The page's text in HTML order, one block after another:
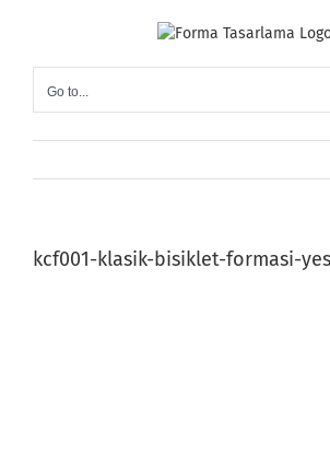
Go to...
kcf001-klasik-bisiklet-formasi-